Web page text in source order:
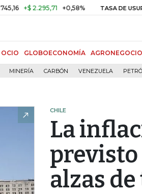
+$ 2.295,71 +0,58% TASA DE USURA
OCIO GLOBOECONOMÍA
MINERÍA CARBÓN VENEZUELA
CHILE
La
previsto
alzas de